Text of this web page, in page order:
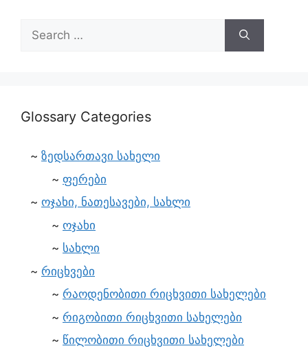
Glossary Categories
ზედსართავი სახელი
ფერები
ოჯახი, ნათესავები, სახლი
ოჯახი
სახლი
რიცხვები
რაოდენობითი რიცხვითი სახელები
რიგობითი რიცხვითი სახელები
წილობითი რიცხვითი სახელები